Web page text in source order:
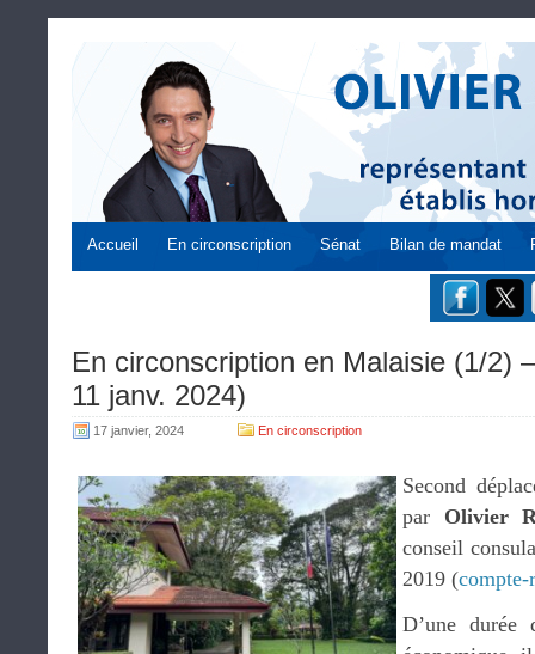
Accueil En circonscription Sénat Bilan de mandat
En circonscription en Malaisie (1/2)
11 janv. 2024)
17 janvier, 2024 En circonscription
Second
par Olivier
conseil
2019 (compte-
D’une durée